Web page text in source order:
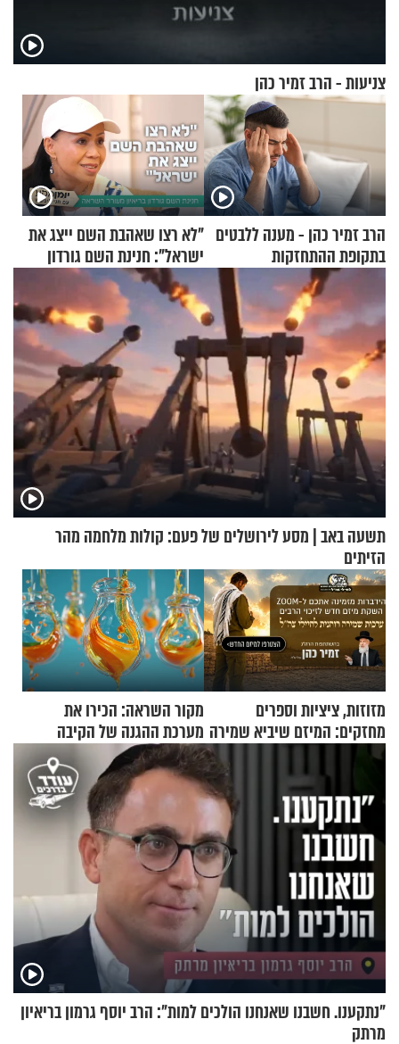
צניעות - הרב זמיר כהן
הרב זמיר כהן - מענה ללבטים
בתקופת ההתחזקות
"לא רצו שאהבת השם ייצג את
ישראל": חנינת השם גורדון
בריאיון מעורר השראה
תשעה באב | מסע לירושלים של פעם: קולות מלחמה מהר
הזיתים
מזוזות, ציציות וספרים
מחזקים: המיזם שיביא שמירה
רוחנית לאלפי חיילי צה"ל
מקור השראה: הכירו את
מערכת ההגנה של הקיבה
"נתקענו. חשבנו שאנחנו הולכים למות": הרב יוסף גרמון בריאיון
מרתק